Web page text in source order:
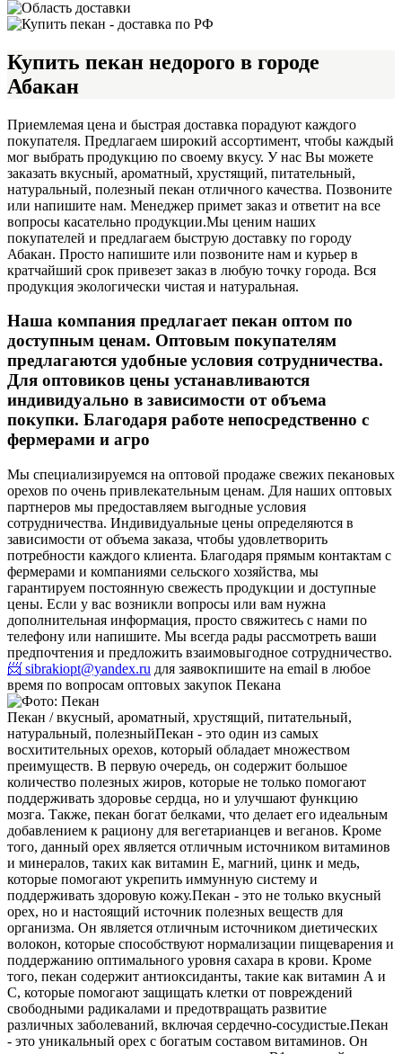
Купить пекан недорого в городе
Абакан
Приемлемая цена и быстрая доставка порадуют каждого
покупателя. Предлагаем широкий ассортимент, чтобы каждый
мог выбрать продукцию по своему вкусу. У нас Вы можете
заказать вкусный, ароматный, хрустящий, питательный,
натуральный, полезный пекан отличного качества. Позвоните
или напишите нам. Менеджер примет заказ и ответит на все
вопросы касательно продукции.Мы ценим наших
покупателей и предлагаем быструю доставку по городу
Абакан. Просто напишите или позвоните нам и курьер в
кратчайший срок привезет заказ в любую точку города. Вся
продукция экологически чистая и натуральная.
Наша компания предлагает пекан оптом по
доступным ценам. Оптовым покупателям
предлагаются удобные условия сотрудничества.
Для оптовиков цены устанавливаются
индивидуально в зависимости от объема
покупки. Благодаря работе непосредственно с
фермерами и агро
Мы специализируемся на оптовой продаже свежих пекановых
орехов по очень привлекательным ценам. Для наших оптовых
партнеров мы предоставляем выгодные условия
сотрудничества. Индивидуальные цены определяются в
зависимости от объема заказа, чтобы удовлетворить
потребности каждого клиента. Благодаря прямым контактам с
фермерами и компаниями сельского хозяйства, мы
гарантируем постоянную свежесть продукции и доступные
цены. Если у вас возникли вопросы или вам нужна
дополнительная информация, просто свяжитесь с нами по
телефону или напишите. Мы всегда рады рассмотреть ваши
предпочтения и предложить взаимовыгодное сотрудничество.
📨 sibrakiopt@yandex.ru для заявокпишите на email в любое
время по вопросам оптовых закупок Пекана
Пекан / вкусный, ароматный, хрустящий, питательный,
натуральный, полезныйПекан - это один из самых
восхитительных орехов, который обладает множеством
преимуществ. В первую очередь, он содержит большое
количество полезных жиров, которые не только помогают
поддерживать здоровье сердца, но и улучшают функцию
мозга. Также, пекан богат белками, что делает его идеальным
добавлением к рациону для вегетарианцев и веганов. Кроме
того, данный орех является отличным источником витаминов
и минералов, таких как витамин Е, магний, цинк и медь,
которые помогают укрепить иммунную систему и
поддерживать здоровую кожу.Пекан - это не только вкусный
орех, но и настоящий источник полезных веществ для
организма. Он является отличным источником диетических
волокон, которые способствуют нормализации пищеварения и
поддержанию оптимального уровня сахара в крови. Кроме
того, пекан содержит антиоксиданты, такие как витамин А и
С, которые помогают защищать клетки от повреждений
свободными радикалами и предотвращать развитие
различных заболеваний, включая сердечно-сосудистые.Пекан
- это уникальный орех с богатым составом витаминов. Он